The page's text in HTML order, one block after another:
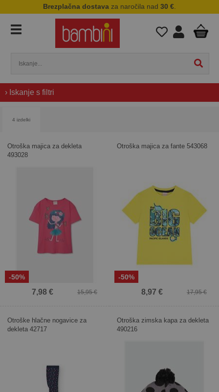
Brezplačna dostava za naročila nad 30 €
› Iskanje s filtri
4 izdelki
-50%
Otroška majica za dekleta
493028
15,95 €
7,98 €
-50%
Otroška majica za fante 543068
17,95 €
8,97 €
Otroške hlačne nogavice za
dekleta 42717
Otroška zimska kapa za dekleta
490216